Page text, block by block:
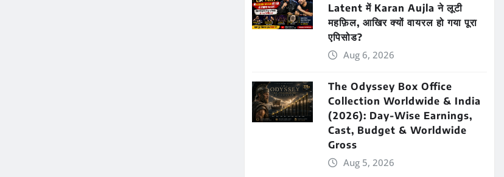
Latent में Karan Aujla ने लूटी
महफ़िल, आखिर क्यों वायरल हो गया पूरा
एपिसोड?
Aug 6, 2026
The Odyssey Box Office
Collection Worldwide & India
(2026): Day-Wise Earnings,
Cast, Budget & Worldwide
Gross
Aug 5, 2026